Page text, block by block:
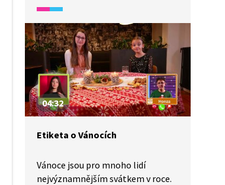
04:32
Etiketa o Vánocích
Vánoce jsou pro mnoho lidí
nejvýznamnějším svátkem v roce.